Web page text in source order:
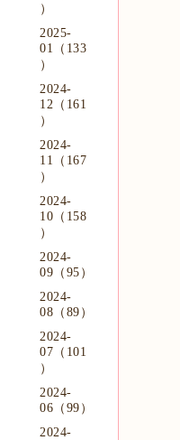
）
2025-
01（133
）
2024-
12（161
）
2024-
11（167
）
2024-
10（158
）
2024-
09（95）
2024-
08（89）
2024-
07（101
）
2024-
06（99）
2024-